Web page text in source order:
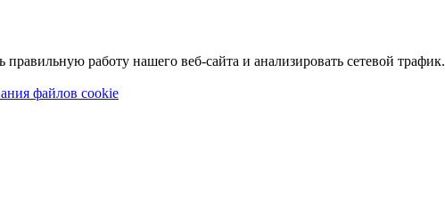
работу нашего веб-сайта и анализировать сетевой трафик.
файлов cookie